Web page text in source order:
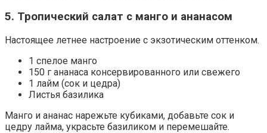
5. Тропический салат с манго и ананасом
Настоящее летнее настроение с экзотическим оттенком.
1 спелое манго
150 г ананаса консервированного или свежего
1 лайм (сок и цедра)
Листья базилика
Манго и ананас нарежьте кубиками, добавьте сок и
цедру лайма, украсьте базиликом и перемешайте.